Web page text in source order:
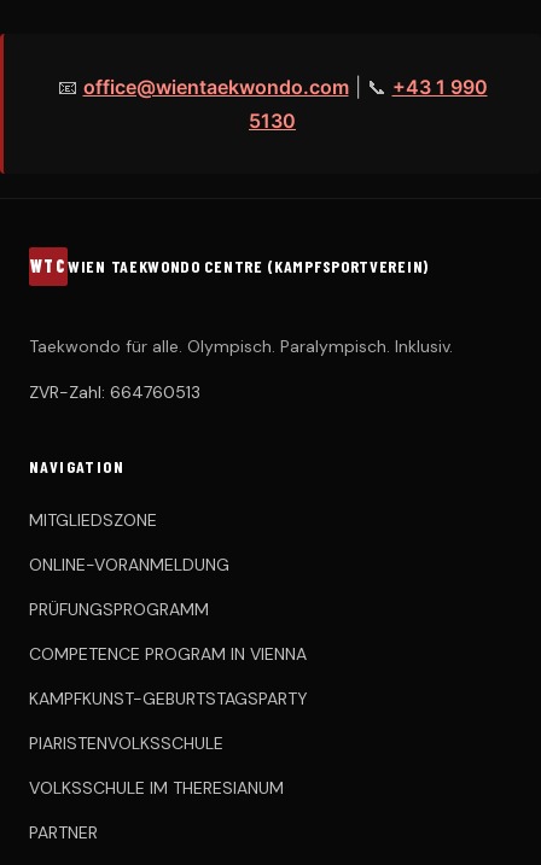
📧 office@wientaekwondo.com| 📞 +43 1 990
5130
WTCWIEN TAEKWONDO CENTRE (KAMPFSPORTVEREIN)
Taekwondo für alle. Olympisch. Paralympisch. Inklusiv.
ZVR-Zahl: 664760513
NAVIGATION
MITGLIEDSZONE
ONLINE-VORANMELDUNG
PRÜFUNGSPROGRAMM
COMPETENCE PROGRAM IN VIENNA
KAMPFKUNST-GEBURTSTAGSPARTY
PIARISTENVOLKSSCHULE
VOLKSSCHULE IM THERESIANUM
PARTNER